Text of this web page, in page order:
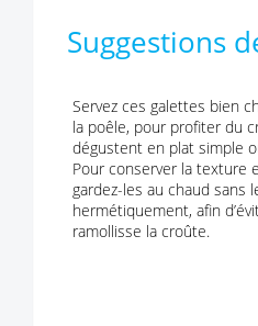
Suggestions
Servez ces galettes bien
la poêle, pour profiter du
dégustent en plat simple
Pour conserver la texture
gardez-les au chaud sans
hermétiquement, afin
ramollisse la croûte.